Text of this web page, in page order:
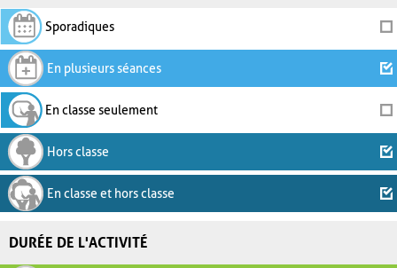
Sporadiques
En plusieurs séances
En classe seulement
Hors classe
En classe et hors classe
DURÉE DE L'ACTIVITÉ